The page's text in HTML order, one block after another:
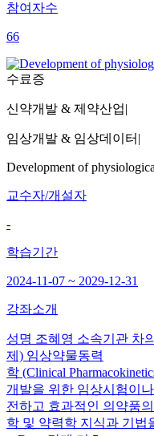
참여자수
66
수료증
신약개발 & 제약산업|
임상개발 & 임상데이터 |
Development of
교수자/개설자
-
학습기간
2024-11-07 ~ 2029-12-31
강좌소개
성명 조혜영 소속기관 차
제) 임상약물동력
학 (Clinical
개발을 위한 임상시험이
전하고 효과적인 의약품
학 및 약력학 지식과 기법